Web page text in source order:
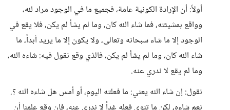
أولاً: أن الإرادة الكونية عامة، فجميع ما في الوجود مراد لله،
وواقع بمشيئته، فما شاء الله كان، وما لم يشأ لم يكن، فلا يقع في
الوجود إلا ما شاء سبحانه وتعالى، ولا يكون إلا ما يريد أبداً، ما
شاء الله كان، وما لم يشأ لم يكن، فالذي وقع نقول فيه: شاءه الله،
وما لم يقع لا ندري عنه.
نقول: إن شاء الله يعني: ما فعلته اليوم، أو أمس هل شاءه الله ؟.